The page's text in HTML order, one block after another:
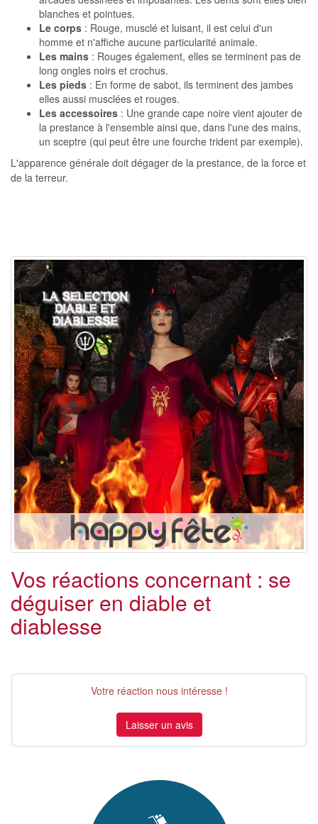
blanches et pointues.
Le corps : Rouge, musclé et luisant, il est celui d'un
homme et n'affiche aucune particularité animale.
Les mains : Rouges également, elles se terminent pas de
long ongles noirs et crochus.
Les pieds : En forme de sabot, ils terminent des jambes
elles aussi musclées et rouges.
Les accessoires : Une grande cape noire vient ajouter de
la prestance à l'ensemble ainsi que, dans l'une des mains,
un sceptre (qui peut être une fourche trident par exemple).
L'apparence générale doit dégager de la prestance, de la force et
de la terreur.
Vos réactions concernant : se
déguiser en diable et
diablesse
Votre réaction nous intéresse !
Laisser un avis